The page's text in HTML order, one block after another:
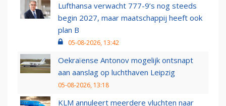
Lufthansa verwacht 777-9’s nog steeds
begin 2027, maar maatschappij heeft ook
plan B
05-08-2026, 13:42
Oekraïense Antonov mogelijk ontsnapt
aan aanslag op luchthaven Leipzig
05-08-2026, 13:18
KLM annuleert meerdere vluchten naar